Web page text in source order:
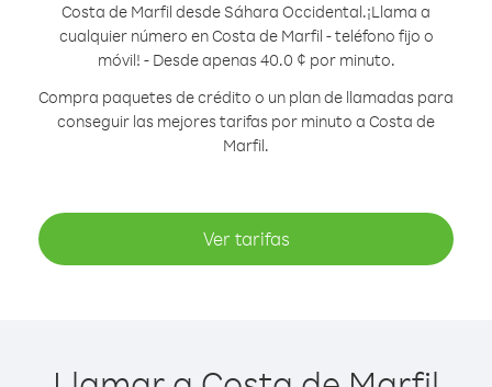
Costa de Marfil desde Sáhara Occidental.¡Llama a
cualquier número en Costa de Marfil - teléfono fijo o
móvil! - Desde apenas 40.0 ¢ por minuto.
Compra paquetes de crédito o un plan de llamadas para
conseguir las mejores tarifas por minuto a Costa de
Marfil.
Ver tarifas